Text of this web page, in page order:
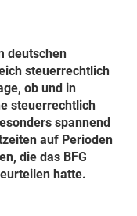
deutschen
steuerrechtlich
ob und in
steuerrechtlich
spannend
auf Perioden
die das BFG
hatte.